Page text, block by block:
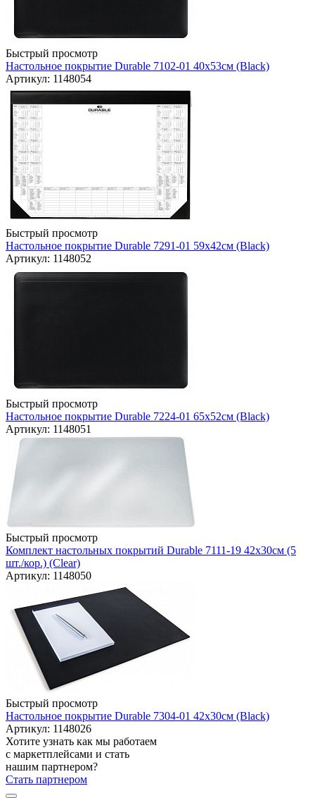
Быстрый просмотр
Настольное покрытие Durable 7102-01 40х53см (Black)
Артикул: 1148054
Быстрый просмотр
Настольное покрытие Durable 7291-01 59х42см (Black)
Артикул: 1148052
Быстрый просмотр
Настольное покрытие Durable 7224-01 65х52см (Black)
Артикул: 1148051
Быстрый просмотр
Комплект настольных покрытий Durable 7111-19 42х30см (5
шт./кор.) (Clear)
Артикул: 1148050
Быстрый просмотр
Настольное покрытие Durable 7304-01 42х30см (Black)
Артикул: 1148026
Хотите узнать как мы работаем
с маркетплейсами и стать
нашим партнером?
Стать партнером